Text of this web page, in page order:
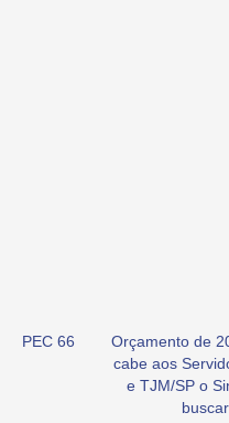
PEC 66
Orçamento de
cabe aos
e TJM/SP o